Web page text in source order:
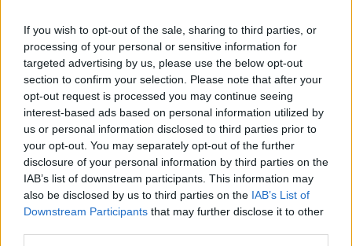
If you wish to opt-out of the sale, sharing to third parties, or
processing of your personal or sensitive information for
targeted advertising by us, please use the below opt-out
section to confirm your selection. Please note that after your
opt-out request is processed you may continue seeing
interest-based ads based on personal information utilized by
us or personal information disclosed to third parties prior to
your opt-out. You may separately opt-out of the further
disclosure of your personal information by third parties on the
IAB’s list of downstream participants. This information may
also be disclosed by us to third parties on the IAB’s List of
Downstream Participants that may further disclose it to other
Προσκοπικές Ομάδες Πολιτικής Προστασίας
Κ2. Φάκελος Δράσεων -
Άδεια - Αρχές - Δημόσιες
Σχέσεις - Φάκελος
Κατασκήνωης (49η)